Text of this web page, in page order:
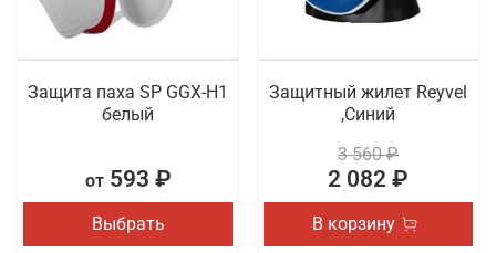
Защита паха SP GGX-H1
белый
от593 ₽
Выбрать
Защитный жилет Reyvel
,Синий
3 560 ₽
2 082 ₽
В корзину